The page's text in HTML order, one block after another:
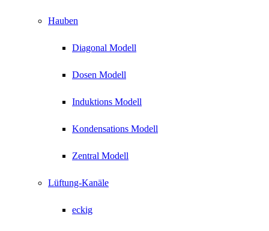
Hauben
Diagonal Modell
Dosen Modell
Induktions Modell
Kondensations Modell
Zentral Modell
Lüftung-Kanäle
eckig